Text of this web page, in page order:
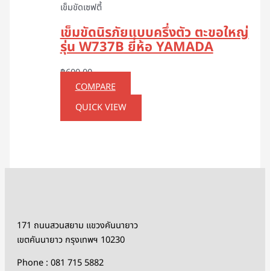
เข็มขัดเซฟตี้
เข็มขัดนิรภัยแบบครึ่งตัว ตะขอใหญ่
รุ่น W737B ยี่ห้อ YAMADA
฿600.00
COMPARE
QUICK VIEW
171 ถนนสวนสยาม แขวงคันนายาว
เขตคันนายาว กรุงเทพฯ 10230
Phone : 081 715 5882